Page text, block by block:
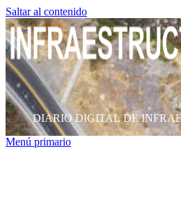
Saltar al contenido
DIARIO DIGITAL DE
Menú primario